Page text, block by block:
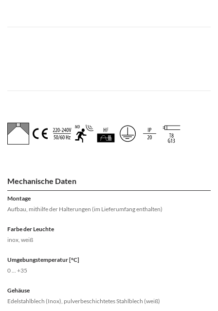
Mechanische Daten
Montage
Aufbau, mithilfe der Halterungen (im Lieferumfang enthalten)
Farbe der Leuchte
inox, weiß
Umgebungstemperatur [°C]
0 ... +35
Gehäuse
Edelstahlblech (Inox), pulverbeschichtetes Stahlblech (weiß)